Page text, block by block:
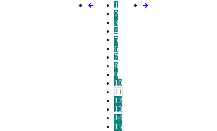
1
2
3
4
5
6
7
8
9
10
11
12
13
14
15